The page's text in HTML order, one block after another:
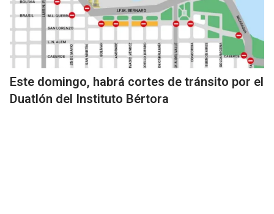
Este domingo, habrá cortes de tránsito por el
Duatlón del Instituto Bértora